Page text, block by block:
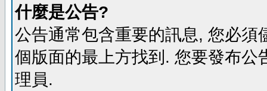
什麼是公告?
公告通常包含重要的訊息, 您必
個版面的最上方找到. 您要發布
理員.